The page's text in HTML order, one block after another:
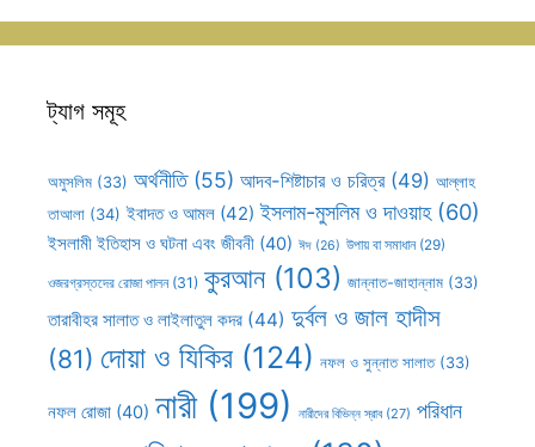
ট্যাগ সমূহ
অমুসলিম (33) অর্থনীতি(55) আদব-শিষ্টাচার ও চরিত্র(49) আল্লাহ
তাআলা (34) ইবাদত ও আমল (42) ইসলাম-মুসলিম ও দাওয়াহ(60)
ইসলামী ইতিহাস ও ঘটনা এবং জীবনী (40) ঈদ (26) উপায় বা সমাধান(29)
ওজরগ্রস্তদের রোজা পালন(31) কুরআন(103) জান্নাত-জাহান্নাম (33)
তারাবীহর সালাত ও লাইলাতুল কদর (44) দুর্বল ও জাল হাদীস
(81) দোয়া ও যিকির (124) নফল ও সুন্নাত সালাত(33)
নফল রোজা (40) নারী(199) নারীদের বিভিন্ন স্রাব(27) পরিধান